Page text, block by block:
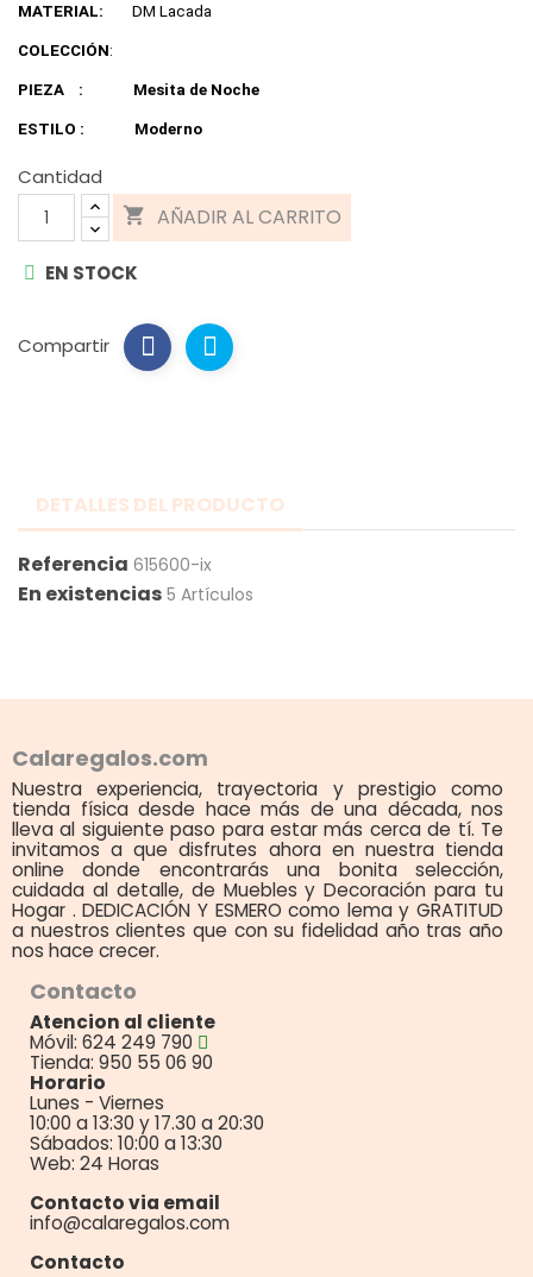
MATERIAL: DM Lacada
COLECCIÓN:
PIEZA : Mesita de Noche
ESTILO : Moderno
Cantidad
 AÑADIR AL CARRITO
EN STOCK
Compartir
DETALLES DEL PRODUCTO
Referencia 615600-ix
En existencias 5 Artículos
Calaregalos.com
Nuestra experiencia, trayectoria y prestigio como
tienda física desde hace más de una década, nos
lleva al siguiente paso para estar más cerca de tí. Te
invitamos a que disfrutes ahora en nuestra tienda
online donde encontrarás una bonita selección,
cuidada al detalle, de Muebles y Decoración para tu
Hogar . DEDICACIÓN Y ESMERO como lema y GRATITUD
a nuestros clientes que con su fidelidad año tras año
nos hace crecer.
Contacto
Atencion al cliente
Móvil: 624 249 790
Tienda: 950 55 06 90
Horario
Lunes - Viernes
10:00 a 13:30 y 17.30 a 20:30
Sábados: 10:00 a 13:30
Web: 24 Horas
Contacto via email
info@calaregalos.com
Contacto